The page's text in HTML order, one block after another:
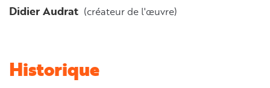
créateur de l'œuvre
Didier Audrat
Historique